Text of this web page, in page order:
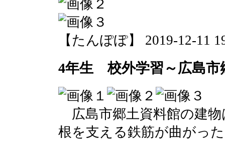
【たんぽぽ】 2019-12-11
4年生 校外学習～広島市
広島市郷土資料館の建
根を支える鉄筋が曲がっ